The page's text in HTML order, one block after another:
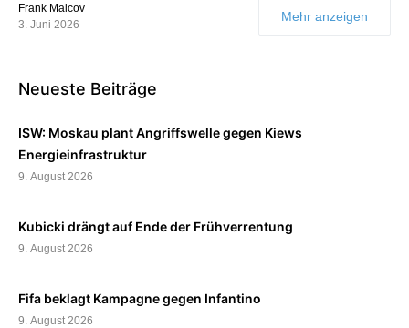
Frank Malcov
3. Juni 2026
Mehr anzeigen
Neueste Beiträge
ISW: Moskau plant Angriffswelle gegen Kiews
Energieinfrastruktur
9. August 2026
Kubicki drängt auf Ende der Frühverrentung
9. August 2026
Fifa beklagt Kampagne gegen Infantino
9. August 2026